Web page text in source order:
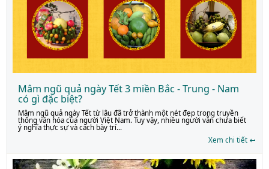
Mâm ngũ quả ngày Tết 3 miền Bắc - Trung - Nam
có gì đặc biệt?
Mâm ngũ quả ngày Tết từ lâu đã trở thành một nét đẹp trong truyền
thống văn hóa của người Việt Nam. Tuy vậy, nhiều người vẫn chưa biết
ý nghĩa thực sự và cách bày trí...
Xem chi tiết